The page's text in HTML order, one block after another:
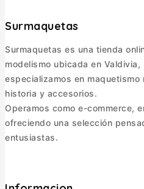
Surmaquetas
Surmaquetas es una tienda
modelismo ubicada en Valdivia,
especializamos en
historia y accesorios.
Operamos como e-commerce,
ofreciendo una selección
entusiastas.